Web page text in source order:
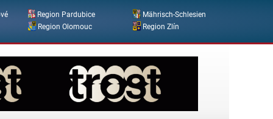
Region Pardubice
Mährisch-Schlesien
Region Olomouc
Region Zlín